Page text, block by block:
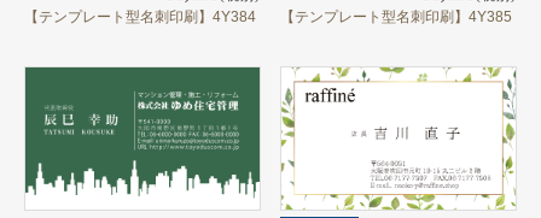
【テンプレート型名刺印刷】4Y384 【テンプレート型名刺印刷】4Y385